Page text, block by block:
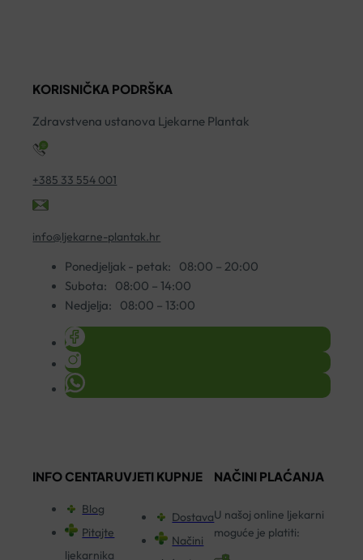
BOŽUROM
200ML
KORISNIČKA PODRŠKA
Zdravstvena ustanova Ljekarne Plantak
+385 33 554 001
info@ljekarne-plantak.hr
Ponedjeljak - petak:
08:00 – 20:00
Subota:
08:00 – 14:00
Nedjelja:
08:00 – 13:00
INFO CENTAR
Blog
Pitajte
ljekarnika
UVJETI KUPNJE
Dostava
Načini
NAČINI PLAĆANJA
U našoj online ljekarni
moguće je platiti: